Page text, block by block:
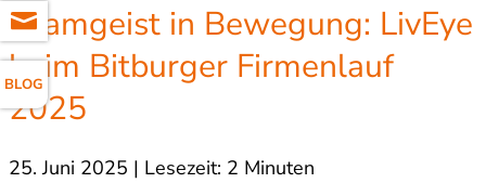
BLOG
Teamgeist in Bewegung: LivEye
beim Bitburger Firmenlauf
2025
25. Juni 2025 | Lesezeit: 2 Minuten